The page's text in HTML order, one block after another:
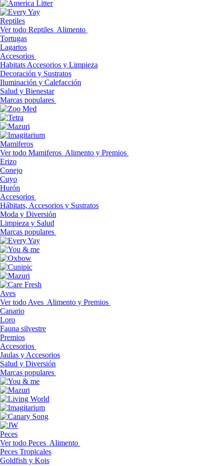
Reptiles
Ver todo Reptiles Alimento
Tortugas
Lagartos
Accesorios
Habitats Accesorios y Limpieza
Decoración y Sustratos
Iluminación y Calefacción
Salud y Bienestar
Marcas populares
Mamiferos
Ver todo Mamiferos Alimento y Premios
Erizo
Conejo
Cuyo
Hurón
Accesorios
Hábitats, Accesorios y Sustratos
Moda y Diversión
Limpieza y Salud
Marcas populares
Aves
Ver todo Aves Alimento y Premios
Canario
Loro
Fauna silvestre
Premios
Accesorios
Jaulas y Accesorios
Salud y Diversión
Marcas populares
Peces
Ver todo Peces Alimento
Peces Tropicales
Goldfish y Kois